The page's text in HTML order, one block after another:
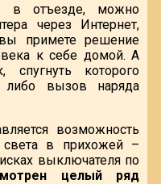
в отъезде, можно
через Интернет,
примете решение
к себе домой. А
которого
либо вызов наряда
возможность
света в прихожей –
выключателя по
целый ряд